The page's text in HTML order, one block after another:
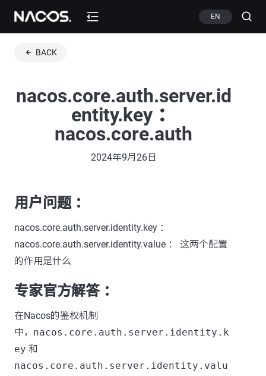
EN
BACK
nacos.core.auth.server.id
entity.key ：
nacos.core.auth
2024年9月26日
用户问题 ：
nacos.core.auth.server.identity.key ：
nacos.core.auth.server.identity.value ： 这两个配置
的作用是什么
专家官方解答 ：
在Nacos的鉴权机制
中， nacos.core.auth.server.identity.k
ey 和
nacos.core.auth.server.identity.valu